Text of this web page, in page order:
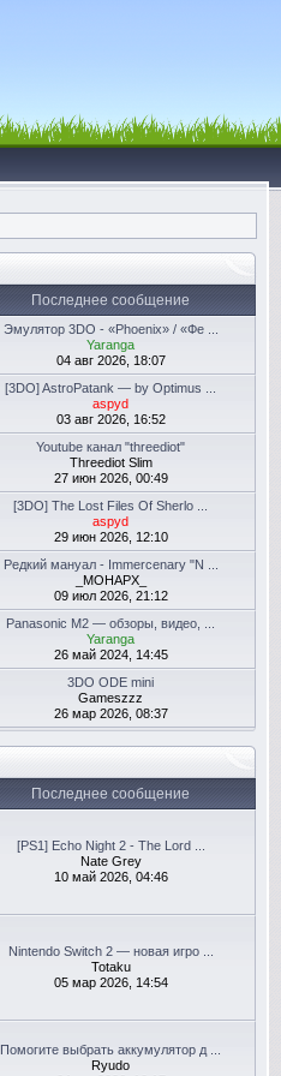
Последнее сообщение
Эмулятор 3DO - «Phoenix» / «Фе ...
Yaranga
04 авг 2026, 18:07
[3DO] AstroPatank — by Optimus ...
aspyd
03 авг 2026, 16:52
Youtube канал "threediot"
Threediot Slim
27 июн 2026, 00:49
[3DO] The Lost Files Of Sherlo ...
aspyd
29 июн 2026, 12:10
Редкий мануал - Immercenary "N ...
_MOHAPX_
09 июл 2026, 21:12
Panasonic M2 — обзоры, видео, ...
Yaranga
26 май 2024, 14:45
3DO ODE mini
Gameszzz
26 мар 2026, 08:37
Последнее сообщение
[PS1] Echo Night 2 - The Lord ...
Nate Grey
10 май 2026, 04:46
Nintendo Switch 2 — новая игро ...
Totaku
05 мар 2026, 14:54
Помогите выбрать аккумулятор д ...
Ryudo